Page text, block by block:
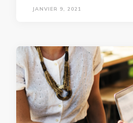
JANVIER 9, 2021